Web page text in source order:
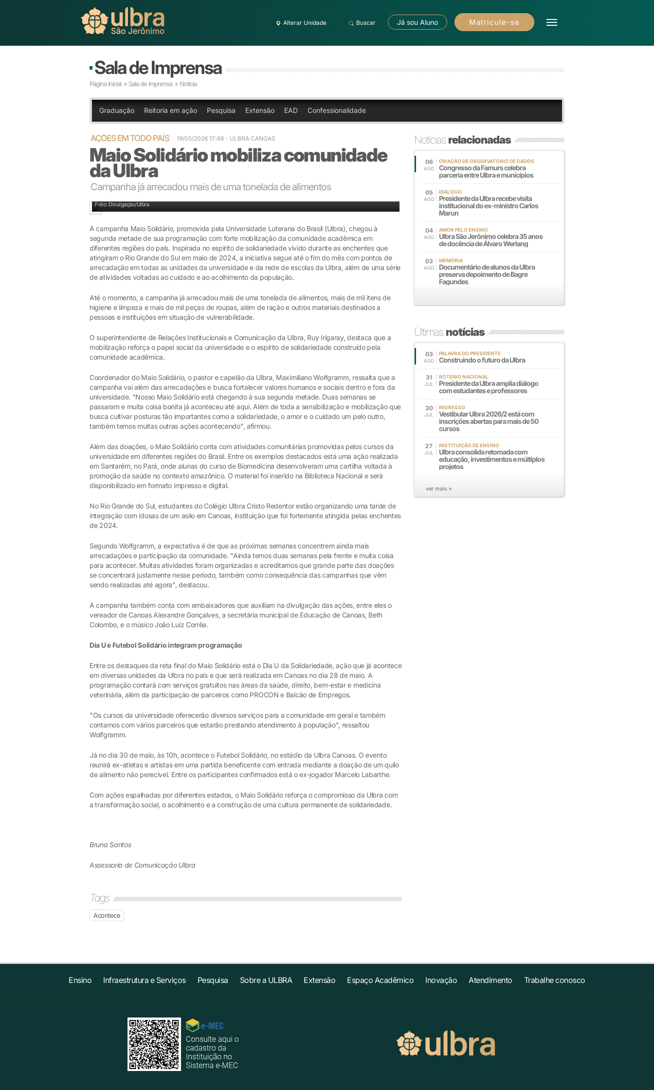
Alterar Unidade Buscar Já sou Aluno Matricule-se
Sala de Imprensa
Página Inicial » Sala de Imprensa » Notícia
Graduação Reitoria em ação Pesquisa Extensão EAD Confessionalidade
AÇÕES EM TODO PAÍS 19/05/2026 17:48 - ULBRA CANOAS
Maio Solidário mobiliza comunidade
da Ulbra
Campanha já arrecadou mais de uma tonelada de alimentos
Foto: Divulgação/Ulbra
A campanha Maio Solidário, promovida pela Universidade Luterana do Brasil (Ulbra), chegou à
segunda metade de sua programação com forte mobilização da comunidade acadêmica em
diferentes regiões do país. Inspirada no espírito de solidariedade vivido durante as enchentes que
atingiram o Rio Grande do Sul em maio de 2024, a iniciativa segue até o fim do mês com pontos de
arrecadação em todas as unidades da universidade e da rede de escolas da Ulbra, além de uma série
de atividades voltadas ao cuidado e ao acolhimento da população.
Até o momento, a campanha já arrecadou mais de uma tonelada de alimentos, mais de mil itens de
higiene e limpeza e mais de mil peças de roupas, além de ração e outros materiais destinados a
pessoas e instituições em situação de vulnerabilidade.
O superintendente de Relações Institucionais e Comunicação da Ulbra, Ruy Irigaray, destaca que a
mobilização reforça o papel social da universidade e o espírito de solidariedade construído pela
comunidade acadêmica.
Coordenador do Maio Solidário, o pastor e capelão da Ulbra, Maximiliano Wolfgramm, ressalta que a
campanha vai além das arrecadações e busca fortalecer valores humanos e sociais dentro e fora da
universidade. "Nosso Maio Solidário está chegando à sua segunda metade. Duas semanas se
passaram e muita coisa bonita já aconteceu até aqui. Além de toda a sensibilização e mobilização que
busca cultivar posturas tão importantes como a solidariedade, o amor e o cuidado um pelo outro,
também temos muitas outras ações acontecendo", afirmou.
Além das doações, o Maio Solidário conta com atividades comunitárias promovidas pelos cursos da
universidade em diferentes regiões do Brasil. Entre os exemplos destacados está uma ação realizada
em Santarém, no Pará, onde alunas do curso de Biomedicina desenvolveram uma cartilha voltada à
promoção da saúde no contexto amazônico. O material foi inserido na Biblioteca Nacional e será
disponibilizado em formato impresso e digital.
No Rio Grande do Sul, estudantes do Colégio Ulbra Cristo Redentor estão organizando uma tarde de
integração com idosas de um asilo em Canoas, instituição que foi fortemente atingida pelas enchentes
de 2024.
Segundo Wolfgramm, a expectativa é de que as próximas semanas concentrem ainda mais
arrecadações e participação da comunidade. "Ainda temos duas semanas pela frente e muita coisa
para acontecer. Muitas atividades foram organizadas e acreditamos que grande parte das doações
se concentrará justamente nesse período, também como consequência das campanhas que vêm
sendo realizadas até agora", destacou.
A campanha também conta com embaixadores que auxiliam na divulgação das ações, entre eles o
vereador de Canoas Alexandre Gonçalves, a secretária municipal de Educação de Canoas, Beth
Colombo, e o músico João Luiz Corrêa.
Dia U e Futebol Solidário integram programação
Entre os destaques da reta final do Maio Solidário está o Dia U da Solidariedade, ação que já acontece
em diversas unidades da Ulbra no país e que será realizada em Canoas no dia 28 de maio. A
programação contará com serviços gratuitos nas áreas da saúde, direito, bem-estar e medicina
veterinária, além da participação de parceiros como PROCON e Balcão de Empregos.
"Os cursos da universidade oferecerão diversos serviços para a comunidade em geral e também
contamos com vários parceiros que estarão prestando atendimento à população", ressaltou
Wolfgramm.
Já no dia 30 de maio, às 10h, acontece o Futebol Solidário, no estádio da Ulbra Canoas. O evento
reunirá ex-atletas e artistas em uma partida beneficente com entrada mediante a doação de um quilo
de alimento não perecível. Entre os participantes confirmados está o ex-jogador Marcelo Labarthe.
Com ações espalhadas por diferentes estados, o Maio Solidário reforça o compromisso da Ulbra com
a transformação social, o acolhimento e a construção de uma cultura permanente de solidariedade.
Bruna Santos
Assessoria de Comunicação Ulbra
Tags
Acontece
Notíciasrelacionadas
06
AGO
CRIAÇÃO DE OBSERVATÓRIO DE DADOS
Congresso da Famurs celebra
parceria entre Ulbra e municípios
05
AGO
DIÁLOGO
Presidente da Ulbra recebe visita
institucional do ex-ministro Carlos
Marun
04
AGO
AMOR PELO ENSINO
Ulbra São Jerônimo celebra 35 anos
de docência de Álvaro Werlang
03
AGO
MEMÓRIA
Documentário de alunos da Ulbra
preserva depoimento de Bagre
Fagundes
Últimasnotícias
03
AGO
PALAVRA DO PRESIDENTE
Construindo o futuro da Ulbra
31
JUL
ROTEIRO NACIONAL
Presidente da Ulbra amplia diálogo
com estudantes e professores
30
JUL
INGRESSO
Vestibular Ulbra 2026/2 está com
inscrições abertas para mais de 50
cursos
27
JUL
INSTITUIÇÃO DE ENSINO
Ulbra consolida retomada com
educação, investimentos e múltiplos
projetos
ver mais »
Ensino Infraestrutura e Serviços Pesquisa Sobre a ULBRA Extensão Espaço Acadêmico Inovação Atendimento Trabalhe conosco